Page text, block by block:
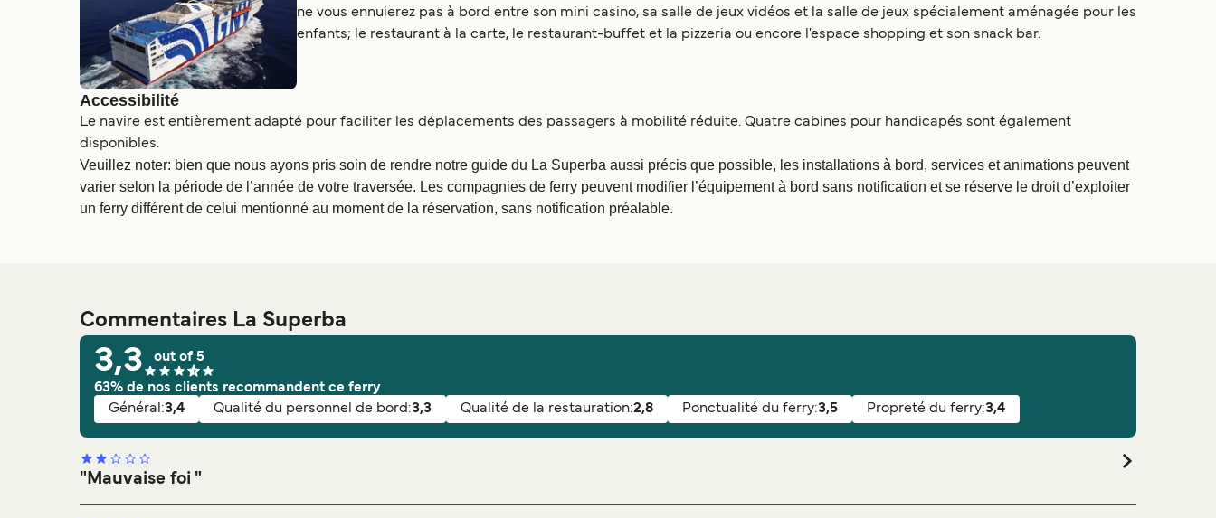
ne vous ennuierez pas à bord entre son mini casino, sa salle de jeux vidéos et la salle de jeux spécialement aménagée pour les
enfants; le restaurant à la carte, le restaurant-buffet et la pizzeria ou encore l'espace shopping et son snack bar.
Accessibilité
Le navire est entièrement adapté pour faciliter les déplacements des passagers à mobilité réduite. Quatre cabines pour handicapés sont également
disponibles.
Veuillez noter: bien que nous ayons pris soin de rendre notre guide du La Superba aussi précis que possible, les installations à bord, services et animations peuvent
varier selon la période de l’année de votre traversée. Les compagnies de ferry peuvent modifier l’équipement à bord sans notification et se réserve le droit d’exploiter
un ferry différent de celui mentionné au moment de la réservation, sans notification préalable.
Commentaires La Superba
3,3 out of 5
63% de nos clients recommandent ce ferry
Général:3,4 Qualité du personnel de bord:3,3 Qualité de la restauration:2,8 Ponctualité du ferry:3,5 Propreté du ferry:3,4
"Mauvaise foi "